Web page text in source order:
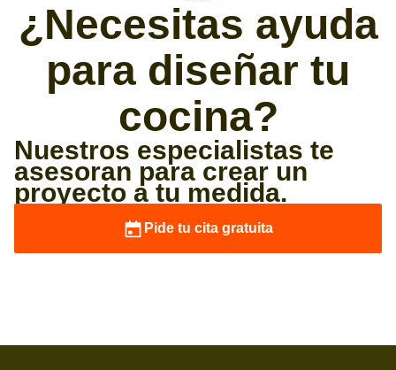
¿Necesitas ayuda
para diseñar tu
cocina?
Nuestros especialistas te
asesoran para crear un
proyecto a tu medida.
Pide tu cita gratuita